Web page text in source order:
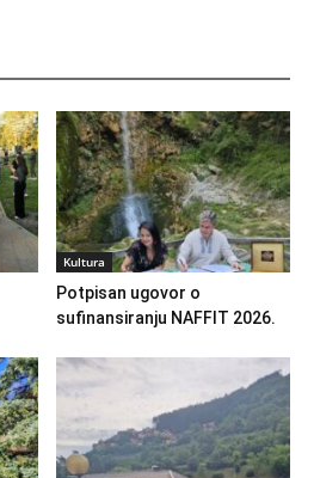
Kultura
Potpisan ugovor o
sufinansiranju NAFFIT 2026.